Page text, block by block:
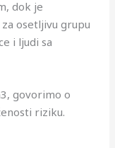
dok je
osetljivu grupu
i ljudi sa
govorimo o
riziku.